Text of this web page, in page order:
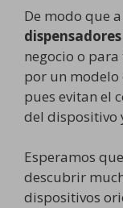
:
5
2
,
0
3
.
,
9
9
€
.
De modo que
negocio o
por un
pues evitan el
del dispositivo
Esperamos
descubrir
dispositivos